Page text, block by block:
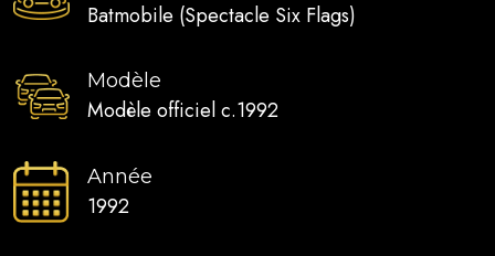
Batmobile (Spectacle Six Flags)
Modèle
Modèle officiel c.1992
Année
1992